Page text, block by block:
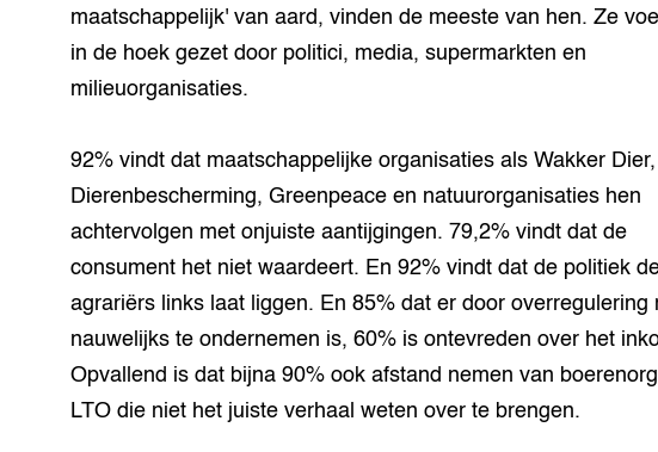
maatschappelijk' van aard, vinden de meeste van hen. Ze
in de hoek gezet door politici, media, supermarkten en
milieuorganisaties.
92% vindt dat maatschappelijke organisaties als Wakker
Dierenbescherming, Greenpeace en natuurorganisaties hen
achtervolgen met onjuiste aantijgingen. 79,2% vindt dat de
consument het niet waardeert. En 92% vindt dat de politiek
agrariërs links laat liggen. En 85% dat er door overregulering
nauwelijks te ondernemen is, 60% is ontevreden over het
Opvallend is dat bijna 90% ook afstand nemen van
LTO die niet het juiste verhaal weten over te brengen.